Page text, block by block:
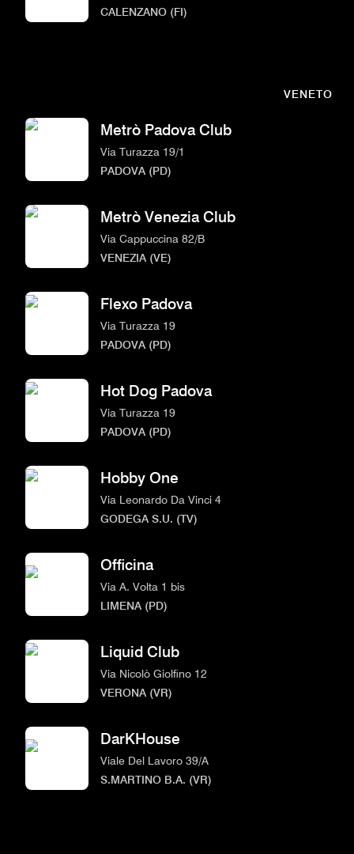
CALENZANO (FI)
VENETO
Metrò Padova Club
Via Turazza 19/1
PADOVA (PD)
Metrò Venezia Club
Via Cappuccina 82/B
VENEZIA (VE)
Flexo Padova
Via Turazza 19
PADOVA (PD)
Hot Dog Padova
Via Turazza 19
PADOVA (PD)
Hobby One
Via Leonardo Da Vinci 4
GODEGA S.U. (TV)
Officina
Via A. Volta 1 bis
LIMENA (PD)
Liquid Club
Via Nicolò Giolfino 12
VERONA (VR)
DarKHouse
Viale Del Lavoro 39/A
S.MARTINO B.A. (VR)